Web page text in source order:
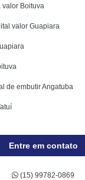
valor Boituva
valor Guapiara
de embutir Angatuba
Entre em contato
(15) 99782-0869